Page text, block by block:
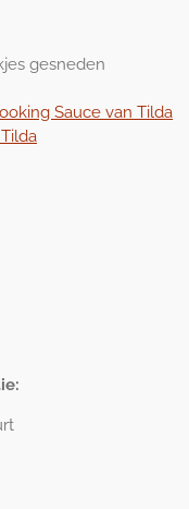
gesneden
Sauce van Tilda